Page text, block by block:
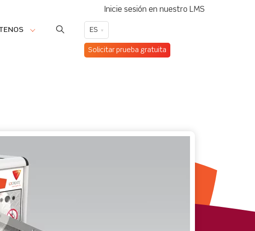
Inicie sesión en nuestro LMS
ES
Solicitar prueba gratuita